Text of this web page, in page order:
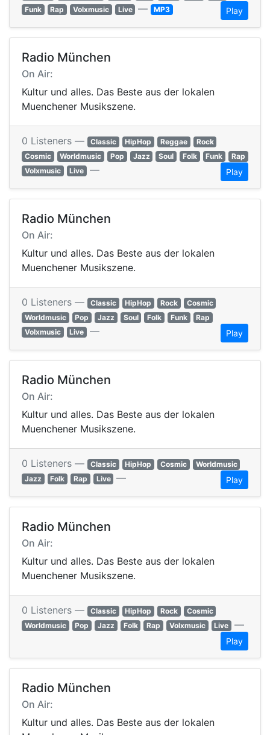
Funk
Rap Volxmusic Live — MP3 Play
Radio München
On Air:
Kultur und alles. Das Beste aus der lokalen
Muenchener Musikszene.
0 Listeners — Classic HipHop Reggae
Rock
Cosmic
Worldmusic Pop Jazz Soul Folk Funk
Rap
Volxmusic
Live — Play
Radio München
On Air:
Kultur und alles. Das Beste aus der lokalen
Muenchener Musikszene.
0 Listeners — Classic HipHop Rock
Cosmic
Worldmusic
Pop Jazz Soul Folk Funk
Rap
Volxmusic
Live — Play
Radio München
On Air:
Kultur und alles. Das Beste aus der lokalen
Muenchener Musikszene.
0 Listeners — Classic HipHop Cosmic
Worldmusic
Jazz
Folk Rap Live — Play
Radio München
On Air:
Kultur und alles. Das Beste aus der lokalen
Muenchener Musikszene.
0 Listeners — Classic HipHop Rock
Cosmic
Worldmusic
Pop Jazz Folk Rap Volxmusic Live —
Play
Radio München
On Air:
Kultur und alles. Das Beste aus der lokalen